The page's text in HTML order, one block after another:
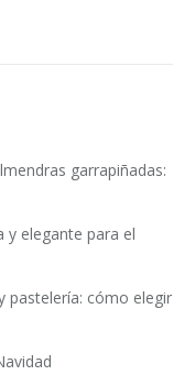
garrapiñadas:
y elegante para el
pastelería: cómo elegir